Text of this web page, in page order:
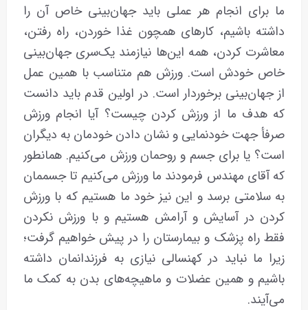
ما برای انجام هر عملی باید جهان‌بینی خاص آن را
داشته باشیم، کارهای همچون غذا خوردن، راه رفتن،
معاشرت کردن، همه این‌ها نیازمند یک‌سری جهان‌بینی
خاص خودش است. ورزش هم متناسب با همین عمل
از جهان‌بینی برخوردار است. در اولین قدم باید دانست
که هدف ما از ورزش کردن چیست؟ آیا انجام ورزش
صرفأ جهت خودنمایی و نشان دادن خودمان به دیگران
است؟ یا برای جسم و روحمان ورزش ‌می‌کنیم. همانطور
که آقای مهندس فرمودند ما ورزش می‌کنیم تا جسممان
به سلامتی برسد و این نیز خود ما هستیم که با ورزش
کردن در آسایش و آرامش هستیم و با ورزش نکردن
فقط راه پزشک و بیمارستان را در پیش خواهیم گرفت؛
زیرا ما نباید در کهنسالی نیازی به فرزندانمان داشته
باشیم و همین عضلات و ماهیچه‌های بدن به کمک ما
می‌آیند.